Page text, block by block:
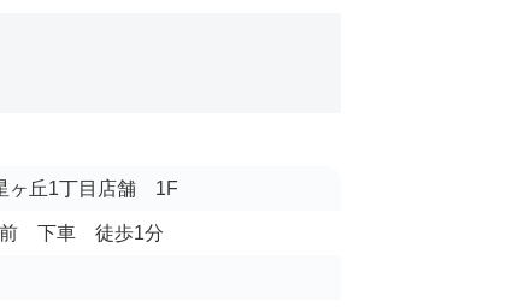
ヶ丘1丁目店舗 1F
前 下車 徒歩1分